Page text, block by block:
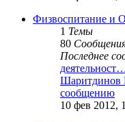
Физвоспитание и
1 Темы
80
Последнее
Шаритдинов
сообщению
10 фев 2012,